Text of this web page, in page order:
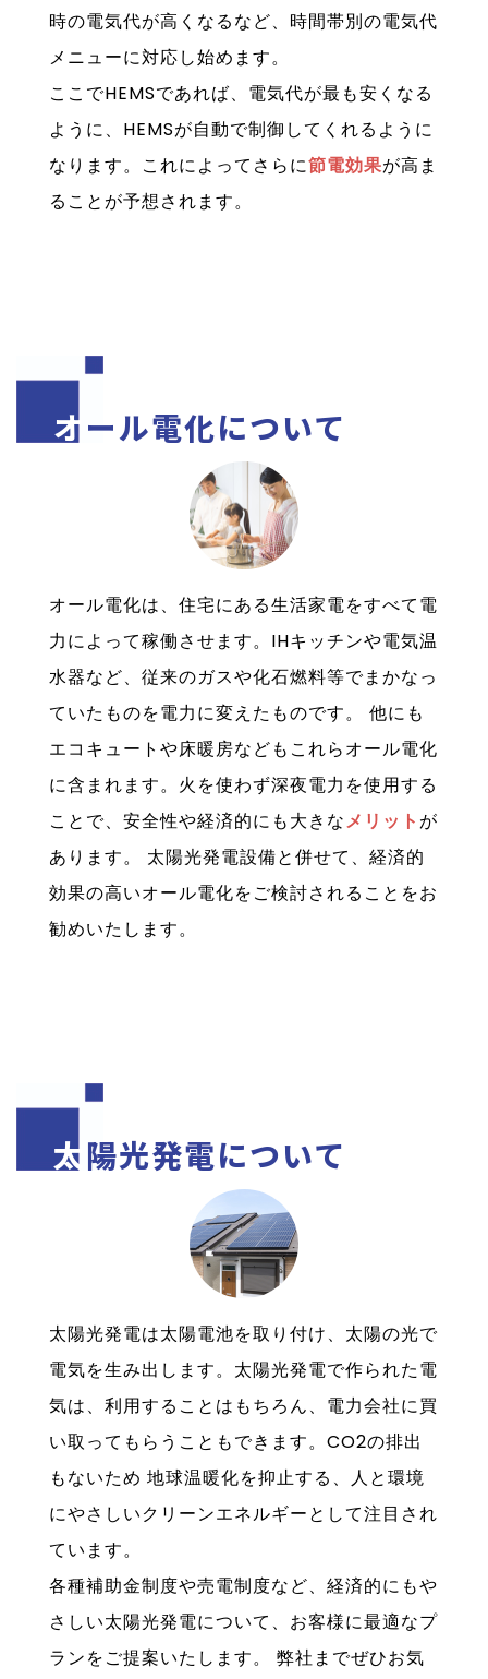
時の電気代が高くなるなど、時間帯別の電気代
メニューに対応し始めます。
ここでHEMSであれば、電気代が最も安くなる
ように、HEMSが自動で制御してくれるように
なります。これによってさらに節電効果が高ま
ることが予想されます。
オール電化について
オール電化は、住宅にある生活家電をすべて電
力によって稼働させます。IHキッチンや電気温
水器など、従来のガスや化石燃料等でまかなっ
ていたものを電力に変えたものです。 他にも
エコキュートや床暖房などもこれらオール電化
に含まれます。火を使わず深夜電力を使用する
ことで、安全性や経済的にも大きなメリットが
あります。 太陽光発電設備と併せて、経済的
効果の高いオール電化をご検討されることをお
勧めいたします。
太陽光発電について
太陽光発電は太陽電池を取り付け、太陽の光で
電気を生み出します。太陽光発電で作られた電
気は、利用することはもちろん、電力会社に買
い取ってもらうこともできます。CO2の排出
もないため 地球温暖化を抑止する、人と環境
にやさしいクリーンエネルギーとして注目され
ています。
各種補助金制度や売電制度など、経済的にもや
さしい太陽光発電について、お客様に最適なプ
ランをご提案いたします。 弊社までぜひお気